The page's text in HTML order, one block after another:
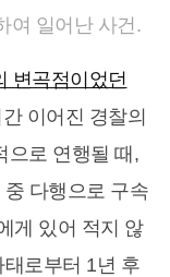
여 일어난 사건.
변곡점이었던
이어진 경찰의
으로 연행될 때,
다행으로 구속
게 있어 적지 않
로부터 1년 후